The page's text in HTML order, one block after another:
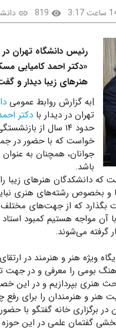
visibility
819
link
رئیس دانشگاه تهران در
«دکتر احمد کامیابی
هنرهای زیبا دیدار و
|به گزارش روابط عمومی
تهران در دیدار با دکتر
حدود ۱۴ سال از
خواست که با حضور در
جوانان، همچنان به
باشد.
که دانشکدگان هنرهای زیبا
و بخصوص رشته‌های هنری
بگذارد که از جهت‌های
آن مواجه هستیم کمبود
گرفته می‌شوند.
ویژه هنر و هنرمند در
بومی را معرفی و در جهت
هنری بپردازیم و در این
هنر و هنرمندان را برای
در برگزاری خانه گفتگو
گفتمان علمی در این